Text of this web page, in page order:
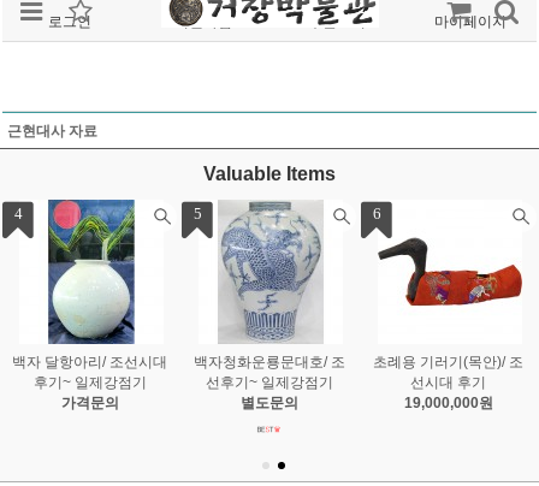
로그인 회원가입 주문조회 마이페이지
근현대사 자료
Valuable Items
1
백자철화매죽문호/ 조선
시대 후기
25,000,000원
2
대모함
별도문의
3
청화백자운용문병/ 조선
시대
별도문의